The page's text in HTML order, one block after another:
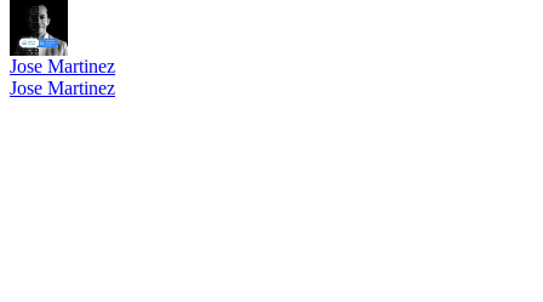
Jose Martinez
Jose Martinez